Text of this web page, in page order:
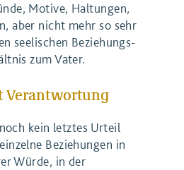
Motive, Haltungen,
aber nicht mehr so sehr
seelischen Beziehungs-
zum Vater.
Verantwortung
kein letztes Urteil
Beziehungen in
Würde, in der